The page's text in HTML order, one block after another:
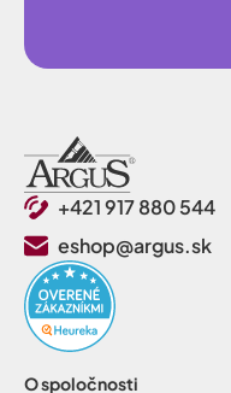
+421 917 880 544
eshop@argus.sk
O spoločnosti